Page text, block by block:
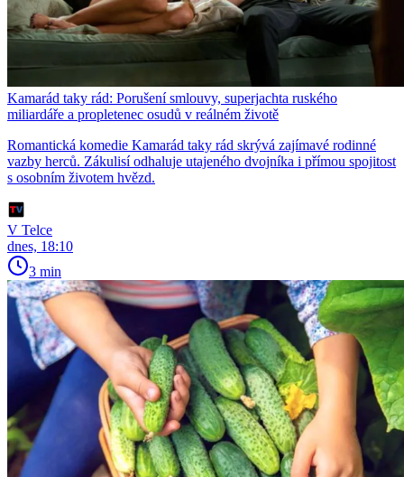
Kamarád taky rád: Porušení smlouvy, superjachta ruského
miliardáře a propletenec osudů v reálném životě
Romantická komedie Kamarád taky rád skrývá zajímavé rodinné
vazby herců. Zákulisí odhaluje utajeného dvojníka i přímou spojitost
s osobním životem hvězd.
V Telce
dnes, 18:10
3 min